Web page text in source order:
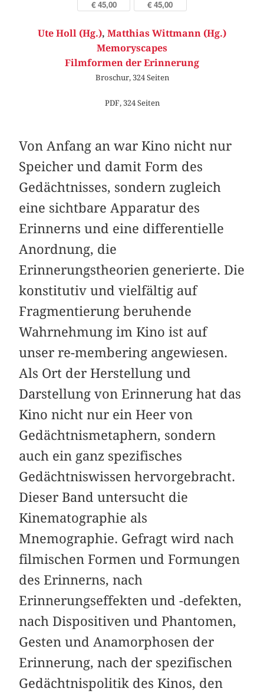
€ 45,00 € 45,00
Ute Holl (Hg.), Matthias Wittmann (Hg.)
Memoryscapes
Filmformen der Erinnerung
Broschur, 324 Seiten
PDF, 324 Seiten
Von Anfang an war Kino nicht nur
Speicher und damit Form des
Gedächtnisses, sondern zugleich
eine sichtbare Apparatur des
Erinnerns und eine differentielle
Anordnung, die
Erinnerungstheorien generierte. Die
konstitutiv und vielfältig auf
Fragmentierung beruhende
Wahrnehmung im Kino ist auf
unser re-membering angewiesen.
Als Ort der Herstellung und
Darstellung von Erinnerung hat das
Kino nicht nur ein Heer von
Gedächtnismetaphern, sondern
auch ein ganz spezifisches
Gedächtniswissen hervorgebracht.
Dieser Band untersucht die
Kinematographie als
Mnemographie. Gefragt wird nach
filmischen Formen und Formungen
des Erinnerns, nach
Erinnerungseffekten und -defekten,
nach Dispositiven und Phantomen,
Gesten und Anamorphosen der
Erinnerung, nach der spezifischen
Gedächtnispolitik des Kinos, den